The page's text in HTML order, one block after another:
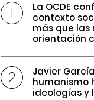
La OCDE
contexto
más que las
orientación
Javier
humanismo
ideologías y